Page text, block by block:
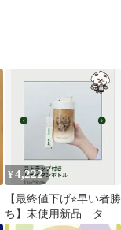
¥4,222
【最終値下げ⭐︎早い者勝
ち】未使用新品 タリ